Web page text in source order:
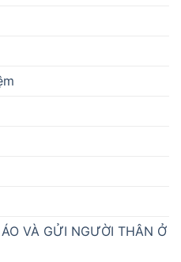
VÀ GỬI NGƯỜI THÂN Ở